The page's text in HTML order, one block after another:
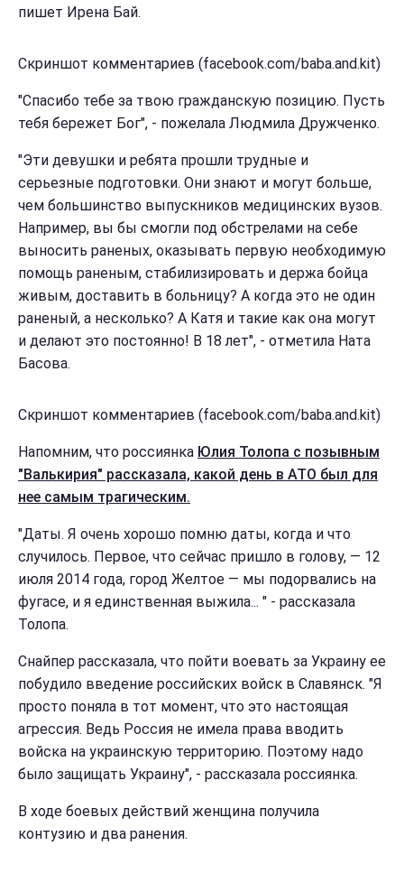
пишет Ирена Бай.
Скриншот комментариев (facebook.com/baba.and.kit)
"Спасибо тебе за твою гражданскую позицию. Пусть
тебя бережет Бог", - пожелала Людмила Дружченко.
"Эти девушки и ребята прошли трудные и
серьезные подготовки. Они знают и могут больше,
чем большинство выпускников медицинских вузов.
Например, вы бы смогли под обстрелами на себе
выносить раненых, оказывать первую необходимую
помощь раненым, стабилизировать и держа бойца
живым, доставить в больницу? А когда это не один
раненый, а несколько? А Катя и такие как она могут
и делают это постоянно! В 18 лет", - отметила Ната
Басова.
Скриншот комментариев (facebook.com/baba.and.kit)
Напомним, что россиянка Юлия Толопа с позывным
"Валькирия" рассказала, какой день в АТО был для
нее самым трагическим.
"Даты. Я очень хорошо помню даты, когда и что
случилось. Первое, что сейчас пришло в голову, — 12
июля 2014 года, город Желтое — мы подорвались на
фугасе, и я единственная выжила... " - рассказала
Толопа.
Снайпер рассказала, что пойти воевать за Украину ее
побудило введение российских войск в Славянск. "Я
просто поняла в тот момент, что это настоящая
агрессия. Ведь Россия не имела права вводить
войска на украинскую территорию. Поэтому надо
было защищать Украину", - рассказала россиянка.
В ходе боевых действий женщина получила
контузию и два ранения.